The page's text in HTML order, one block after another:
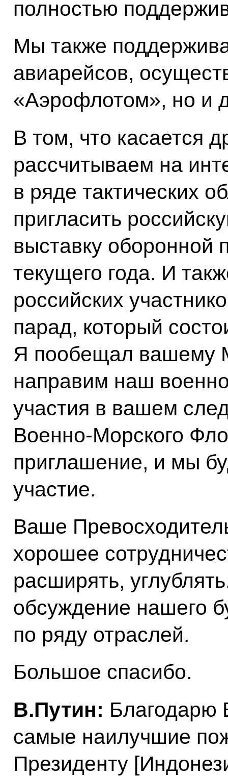
полностью
Мы также
авиарейсов,
«Аэрофлотом», но и
В том, что касается
рассчитываем на
в ряде тактических
пригласить
выставку
текущего года. И
российских
парад, который
Я пообещал вашему
направим наш
участия в вашем
Военно-Морского
приглашение, и мы
участие.
Ваше
хорошее
расширять,
обсуждение нашего
по ряду отраслей.
Большое спасибо.
В.Путин: Благодарю
самые наилучшие
Президенту